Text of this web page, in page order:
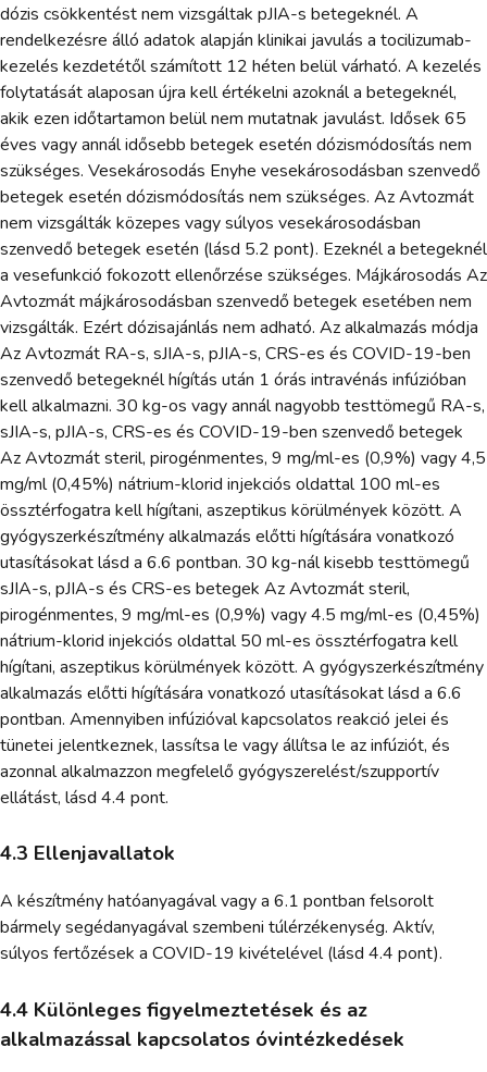
dózis csökkentést nem vizsgáltak pJIA-s betegeknél. A
rendelkezésre álló adatok alapján klinikai javulás a tocilizumab-
kezelés kezdetétől számított 12 héten belül várható. A kezelés
folytatását alaposan újra kell értékelni azoknál a betegeknél,
akik ezen időtartamon belül nem mutatnak javulást. Idősek 65
éves vagy annál idősebb betegek esetén dózismódosítás nem
szükséges. Vesekárosodás Enyhe vesekárosodásban szenvedő
betegek esetén dózismódosítás nem szükséges. Az Avtozmát
nem vizsgálták közepes vagy súlyos vesekárosodásban
szenvedő betegek esetén (lásd 5.2 pont). Ezeknél a betegeknél
a vesefunkció fokozott ellenőrzése szükséges. Májkárosodás Az
Avtozmát májkárosodásban szenvedő betegek esetében nem
vizsgálták. Ezért dózisajánlás nem adható. Az alkalmazás módja
Az Avtozmát RA-s, sJIA-s, pJIA-s, CRS-es és COVID-19-ben
szenvedő betegeknél hígítás után 1 órás intravénás infúzióban
kell alkalmazni. 30 kg-os vagy annál nagyobb testtömegű RA-s,
sJIA-s, pJIA-s, CRS-es és COVID-19-ben szenvedő betegek
Az Avtozmát steril, pirogénmentes, 9 mg/ml-es (0,9%) vagy 4,5
mg/ml (0,45%) nátrium-klorid injekciós oldattal 100 ml-es
össztérfogatra kell hígítani, aszeptikus körülmények között. A
gyógyszerkészítmény alkalmazás előtti hígítására vonatkozó
utasításokat lásd a 6.6 pontban. 30 kg-nál kisebb testtömegű
sJIA-s, pJIA-s és CRS-es betegek Az Avtozmát steril,
pirogénmentes, 9 mg/ml-es (0,9%) vagy 4.5 mg/ml-es (0,45%)
nátrium-klorid injekciós oldattal 50 ml-es össztérfogatra kell
hígítani, aszeptikus körülmények között. A gyógyszerkészítmény
alkalmazás előtti hígítására vonatkozó utasításokat lásd a 6.6
pontban. Amennyiben infúzióval kapcsolatos reakció jelei és
tünetei jelentkeznek, lassítsa le vagy állítsa le az infúziót, és
azonnal alkalmazzon megfelelő gyógyszerelést/szupportív
ellátást, lásd 4.4 pont.
4.3 Ellenjavallatok
A készítmény hatóanyagával vagy a 6.1 pontban felsorolt
bármely segédanyagával szembeni túlérzékenység. Aktív,
súlyos fertőzések a COVID-19 kivételével (lásd 4.4 pont).
4.4 Különleges figyelmeztetések és az
alkalmazással kapcsolatos óvintézkedések